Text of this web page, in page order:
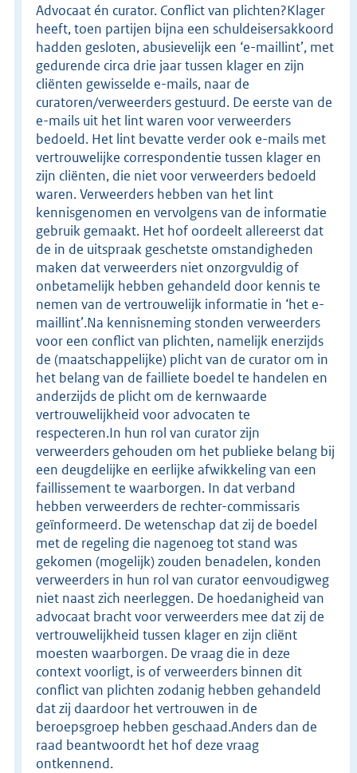
Advocaat én curator. Conflict van plichten?Klager
heeft, toen partijen bijna een schuldeisersakkoord
hadden gesloten, abusievelijk een ‘e-maillint’, met
gedurende circa drie jaar tussen klager en zijn
cliënten gewisselde e-mails, naar de
curatoren/verweerders gestuurd. De eerste van de
e-mails uit het lint waren voor verweerders
bedoeld. Het lint bevatte verder ook e-mails met
vertrouwelijke correspondentie tussen klager en
zijn cliënten, die niet voor verweerders bedoeld
waren. Verweerders hebben van het lint
kennisgenomen en vervolgens van de informatie
gebruik gemaakt. Het hof oordeelt allereerst dat
de in de uitspraak geschetste omstandigheden
maken dat verweerders niet onzorgvuldig of
onbetamelijk hebben gehandeld door kennis te
nemen van de vertrouwelijk informatie in ‘het e-
maillint’.Na kennisneming stonden verweerders
voor een conflict van plichten, namelijk enerzijds
de (maatschappelijke) plicht van de curator om in
het belang van de failliete boedel te handelen en
anderzijds de plicht om de kernwaarde
vertrouwelijkheid voor advocaten te
respecteren.In hun rol van curator zijn
verweerders gehouden om het publieke belang bij
een deugdelijke en eerlijke afwikkeling van een
faillissement te waarborgen. In dat verband
hebben verweerders de rechter-commissaris
geïnformeerd. De wetenschap dat zij de boedel
met de regeling die nagenoeg tot stand was
gekomen (mogelijk) zouden benadelen, konden
verweerders in hun rol van curator eenvoudigweg
niet naast zich neerleggen. De hoedanigheid van
advocaat bracht voor verweerders mee dat zij de
vertrouwelijkheid tussen klager en zijn cliënt
moesten waarborgen. De vraag die in deze
context voorligt, is of verweerders binnen dit
conflict van plichten zodanig hebben gehandeld
dat zij daardoor het vertrouwen in de
beroepsgroep hebben geschaad.Anders dan de
raad beantwoordt het hof deze vraag
ontkennend.